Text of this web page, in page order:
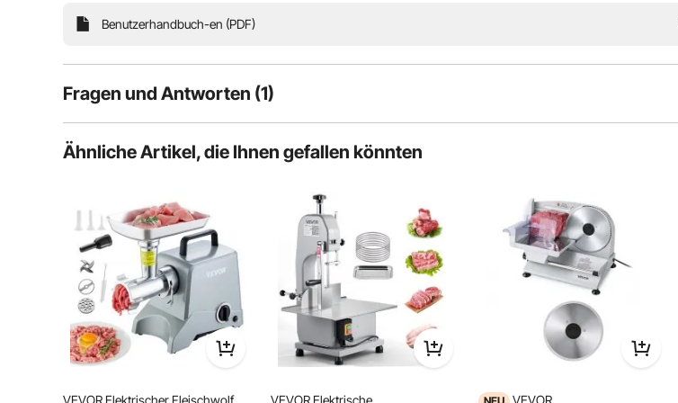
Schnelles Zerkleinern
Benutzerhandbuch-en (PDF)
Fragen und Antworten (1)
1 Fragen
Hat das Gerät ein Getriebe aus Plastik oder Stahl?
Diese Frage beantworten
Es handelt sich um Plastikausrüstung.
Von vevoran Sep 28, 2023
Hilfreich (1)
Ähnliche Artikel, die Ihnen gefallen könnten
VEVOR Elektrischer Fleischwolf VEVOR Elektrische VEVOR